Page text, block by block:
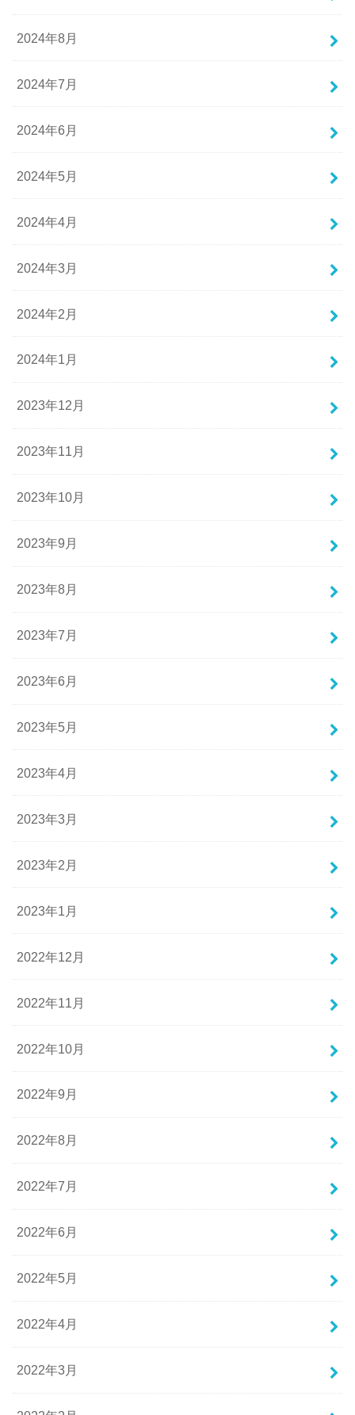
2024年8月
2024年7月
2024年6月
2024年5月
2024年4月
2024年3月
2024年2月
2024年1月
2023年12月
2023年11月
2023年10月
2023年9月
2023年8月
2023年7月
2023年6月
2023年5月
2023年4月
2023年3月
2023年2月
2023年1月
2022年12月
2022年11月
2022年10月
2022年9月
2022年8月
2022年7月
2022年6月
2022年5月
2022年4月
2022年3月